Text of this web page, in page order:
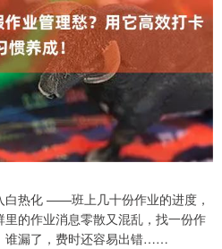
白热化 ——班上几十份作业的进度，
的作业消息零散又混乱，找一份作
谁漏了，费时还容易出错……